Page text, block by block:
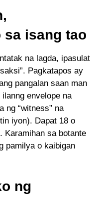
sa isang tao
na lagda, ipasulat
Pagkatapos ay
pangalan saan man
envelope na
ng “witness” na
iyon). Dapat 18 o
Karamihan sa botante
pamilya o kaibigan
ng